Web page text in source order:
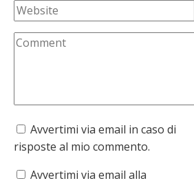
Avvertimi via email in caso di
risposte al mio commento.
Avvertimi via email alla